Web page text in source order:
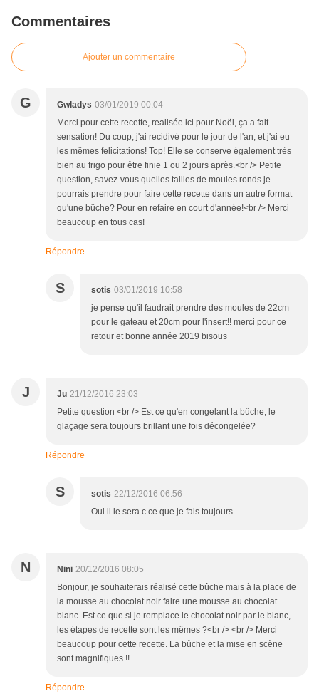
Commentaires
Ajouter un commentaire
G Gwladys 03/01/2019 00:04
Merci pour cette recette, realisée ici pour Noël, ça a fait
sensation! Du coup, j'ai recidivé pour le jour de l'an, et j'ai eu
les mêmes felicitations! Top! Elle se conserve également très
bien au frigo pour être finie 1 ou 2 jours après.<br /> Petite
question, savez-vous quelles tailles de moules ronds je
pourrais prendre pour faire cette recette dans un autre format
qu'une bûche? Pour en refaire en court d'année!<br /> Merci
beaucoup en tous cas!
Répondre
S sotis 03/01/2019 10:58
je pense qu'il faudrait prendre des moules de 22cm
pour le gateau et 20cm pour l'insert!! merci pour ce
retour et bonne année 2019 bisous
J Ju 21/12/2016 23:03
Petite question <br /> Est ce qu'en congelant la bûche, le
glaçage sera toujours brillant une fois décongelée?
Répondre
S sotis 22/12/2016 06:56
Oui il le sera c ce que je fais toujours
N Nini 20/12/2016 08:05
Bonjour, je souhaiterais réalisé cette bûche mais à la place de
la mousse au chocolat noir faire une mousse au chocolat
blanc. Est ce que si je remplace le chocolat noir par le blanc,
les étapes de recette sont les mêmes ?<br /> <br /> Merci
beaucoup pour cette recette. La bûche et la mise en scène
sont magnifiques !!
Répondre